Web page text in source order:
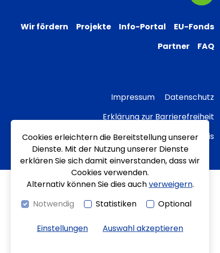
Wir fördern Projekte Info-Portal
EU-Fonds
Partner
FAQ
Impressum
Datenschutz
Erklärung zur Barrierefreiheit
Transparenzhinweis
Cookies erleichtern die Bereitstellung unserer
Dienste. Mit der Nutzung unserer Dienste
erklären Sie sich damit einverstanden, dass wir
Cookies verwenden.
Alternativ können Sie dies auchverweigern.
Notwendig
Statistiken Optional
Einstellungen Auswahl akzeptieren